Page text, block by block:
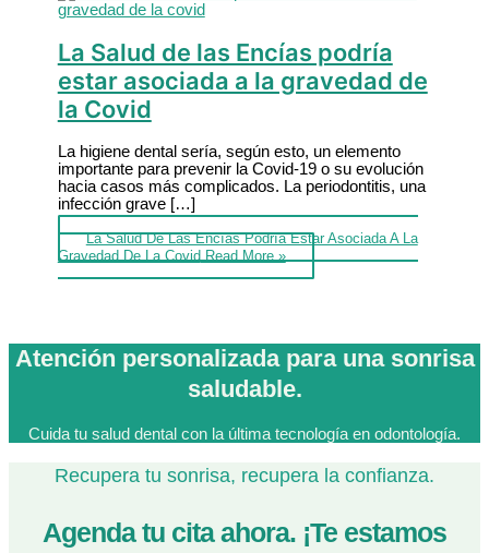
La Salud de las Encías podría
estar asociada a la gravedad de
la Covid
La higiene dental sería, según esto, un elemento
importante para prevenir la Covid-19 o su evolución
hacia casos más complicados. La periodontitis, una
infección grave […]
La Salud De Las Encías Podría Estar Asociada A La
Gravedad De La Covid Read More »
Atención personalizada para una sonrisa
saludable.
Cuida tu salud dental con la última tecnología en odontología.
Recupera tu sonrisa, recupera la confianza.
Agenda tu cita ahora. ¡Te estamos